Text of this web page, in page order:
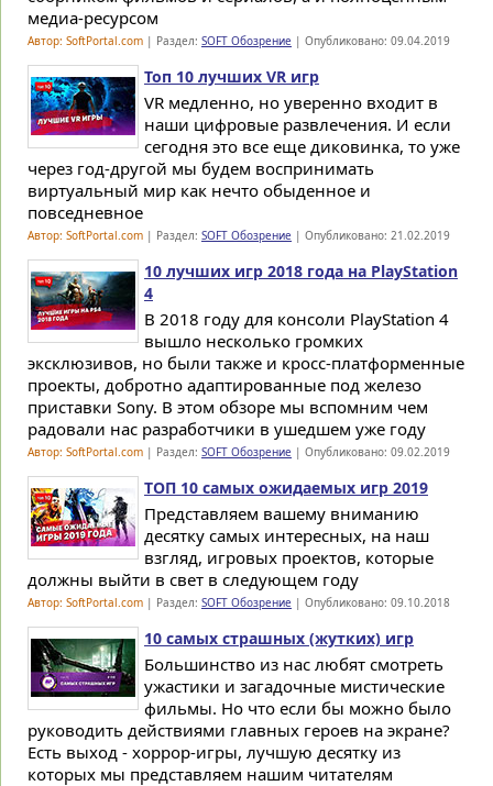
медиа-ресурсом
Автор: SoftPortal.com | Раздел: SOFT Обозрение | Опубликовано: 09.04.2019
Топ 10 лучших VR игр
VR медленно, но уверенно входит в
наши цифровые развлечения. И если
сегодня это все еще диковинка, то уже
через год-другой мы будем воспринимать
виртуальный мир как нечто обыденное и
повседневное
Автор: SoftPortal.com | Раздел: SOFT Обозрение | Опубликовано: 21.02.2019
10 лучших игр 2018 года на PlayStation
4
В 2018 году для консоли PlayStation 4
вышло несколько громких
эксклюзивов, но были также и кросс-платформенные
проекты, добротно адаптированные под железо
приставки Sony. В этом обзоре мы вспомним чем
радовали нас разработчики в ушедшем уже году
Автор: SoftPortal.com | Раздел: SOFT Обозрение | Опубликовано: 09.02.2019
ТОП 10 самых ожидаемых игр 2019
Представляем вашему вниманию
десятку самых интересных, на наш
взгляд, игровых проектов, которые
должны выйти в свет в следующем году
Автор: SoftPortal.com | Раздел: SOFT Обозрение | Опубликовано: 09.10.2018
10 самых страшных (жутких) игр
Большинство из нас любят смотреть
ужастики и загадочные мистические
фильмы. Но что если бы можно было
руководить действиями главных героев на экране?
Есть выход - хоррор-игры, лучшую десятку из
которых мы представляем нашим читателям